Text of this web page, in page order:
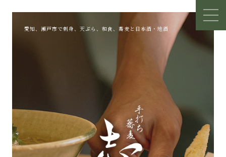
愛知、瀬戸市で刺身、天ぷら、和食、蕎麦と日本酒・地酒